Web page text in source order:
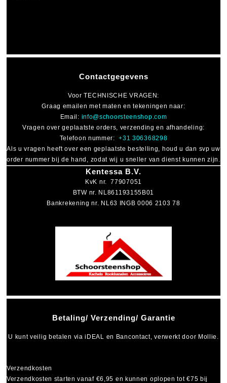
Betaling/ Verzending/ Garantie
U kunt veilig betalen viaiDEAL en Bancontact, verwerkt door Mollie.
Verzendkosten
Verzendkosten starten vanaf €6,95 en kunnen oplopen tot€75 bij
Contactgegevens
VoorTECHNISCHE VRAGEN:
Graag emailen met maten en tekeningen naar:
Email: info@schoorsteenshop.com
Vragen over geplaatste orders, verzending en afhandeling:
Telefoon nummer:+31 306368298
Als u vragen heeft over een geplaatste bestelling, houd u dan svp uw
order nummer bij de hand, zodat wij u sneller van dienst kunnen zijn.
Kentessa B.V.
KvK nr. 77907051
BTW nr. NL861193155B01
Bankrekening nr. NL63 INGB 0006 2103 78